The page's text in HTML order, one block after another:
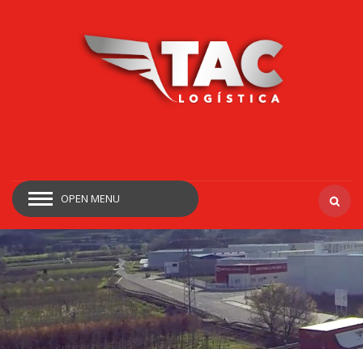
OPEN MENU